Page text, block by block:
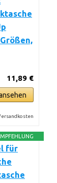
11,89 €
für